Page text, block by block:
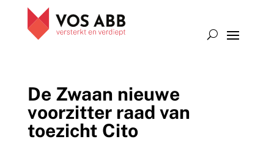
De Zwaan nieuwe
voorzitter raad van
toezicht Cito